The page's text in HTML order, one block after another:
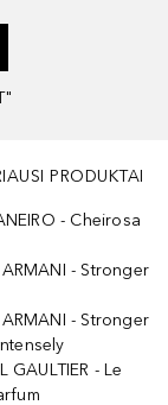
PRODUKTAI
- Cheirosa
- Stronger
- Stronger
GAULTIER - Le